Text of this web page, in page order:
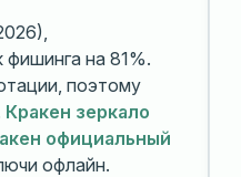
фишинга на 81%.
поэтому
Кракен зеркало
официальный
офлайн.